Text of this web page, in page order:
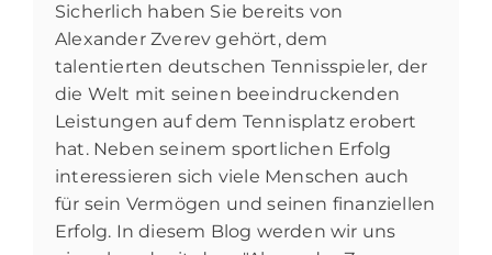
Sicherlich haben Sie bereits von
Alexander Zverev gehört, dem
talentierten deutschen Tennisspieler, der
die Welt mit seinen beeindruckenden
Leistungen auf dem Tennisplatz erobert
hat. Neben seinem sportlichen Erfolg
interessieren sich viele Menschen auch
für sein Vermögen und seinen finanziellen
Erfolg. In diesem Blog werden wir uns